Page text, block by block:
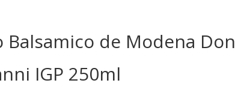
Balsamico de Modena Don
IGP 250ml